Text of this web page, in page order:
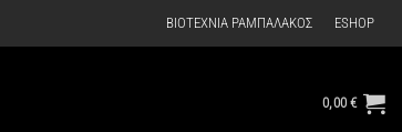
ΒΙΟΤΕΧΝΙΑ ΡΑΜΠΑΛΑΚΟΣ ESHOP
0,00€